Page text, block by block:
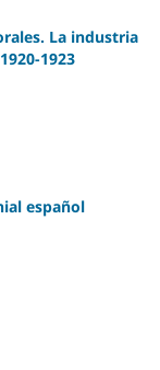
La industria
1923
español